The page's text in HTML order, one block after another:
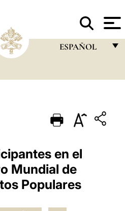
ESPAÑOL
PORTUGUÊS
ESPAÑOL
DEUTSCH
POLSKI
العربيّة
en el
Mundial de
Populares